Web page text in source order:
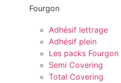
Fourgon
Adhésif lettrage
Adhésif plein
Les packs Fourgon
Semi Covering
Total Covering